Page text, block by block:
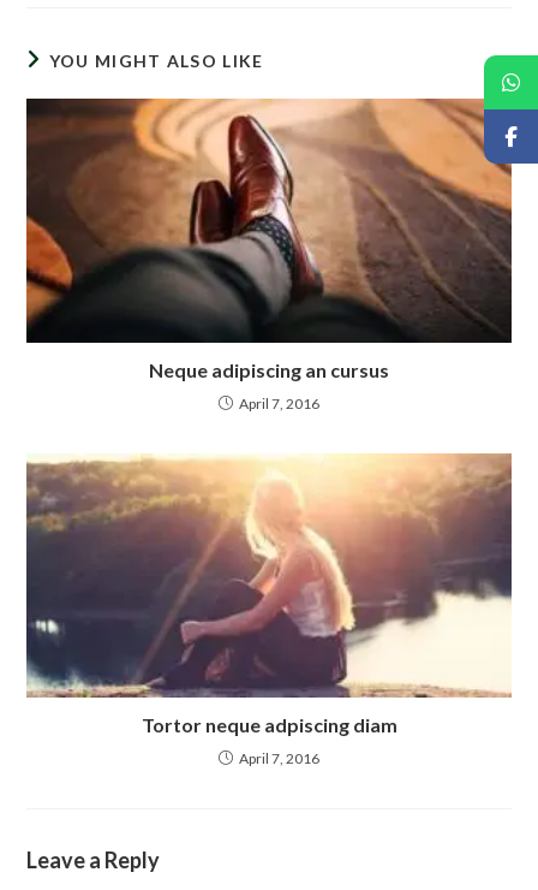
YOU MIGHT ALSO LIKE
Neque adipiscing an cursus
April 7, 2016
Tortor neque adpiscing diam
April 7, 2016
Leave a Reply